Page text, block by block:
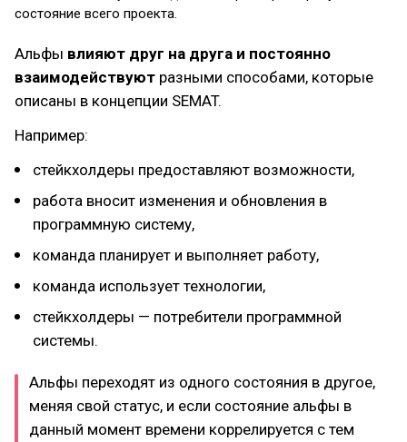
состояние всего проекта.
Альфы влияют друг на друга и постоянно
взаимодействуют разными способами, которые
описаны в концепции SEMAT.
Например:
стейкхолдеры предоставляют возможности,
работа вносит изменения и обновления в
программную систему,
команда планирует и выполняет работу,
команда использует технологии,
стейкхолдеры — потребители программной
системы.
Альфы переходят из одного состояния в другое,
меняя свой статус, и если состояние альфы в
данный момент времени коррелируется с тем